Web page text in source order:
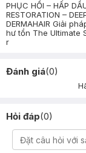
PHỤC HỒI – HẤP
RESTORATION –
DERMAHAIR Giải
hư tổn The Ultimate
r
Đánh giá(0)
Hỏi đáp(0)